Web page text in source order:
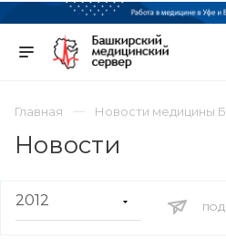
Главная Новости медицины
Новости